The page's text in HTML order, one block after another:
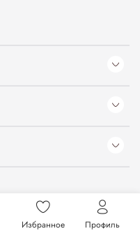
Избранное Профиль